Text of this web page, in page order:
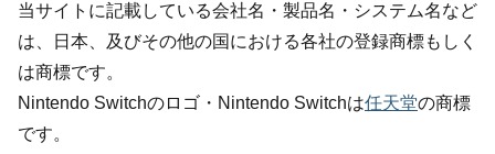
当サイトに記載している会社名・製品名・システム名など
は、日本、及びその他の国における各社の登録商標もしく
は商標です。
Nintendo Switchのロゴ・Nintendo Switchは任天堂の商標
です。